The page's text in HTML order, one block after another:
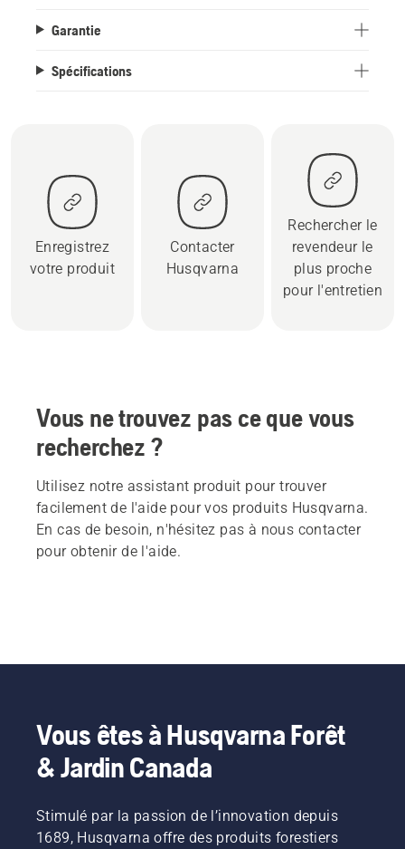
Garantie
Spécifications
Enregistrez
votre produit
Contacter
Husqvarna
Rechercher le
revendeur le
plus proche
pour l'entretien
Vous ne trouvez pas ce que vous
recherchez ?
Utilisez notre assistant produit pour trouver
facilement de l'aide pour vos produits Husqvarna.
En cas de besoin, n'hésitez pas à nous contacter
pour obtenir de l'aide.
Vous êtes à Husqvarna Forêt
& Jardin Canada
Stimulé par la passion de l’innovation depuis
1689, Husqvarna offre des produits forestiers